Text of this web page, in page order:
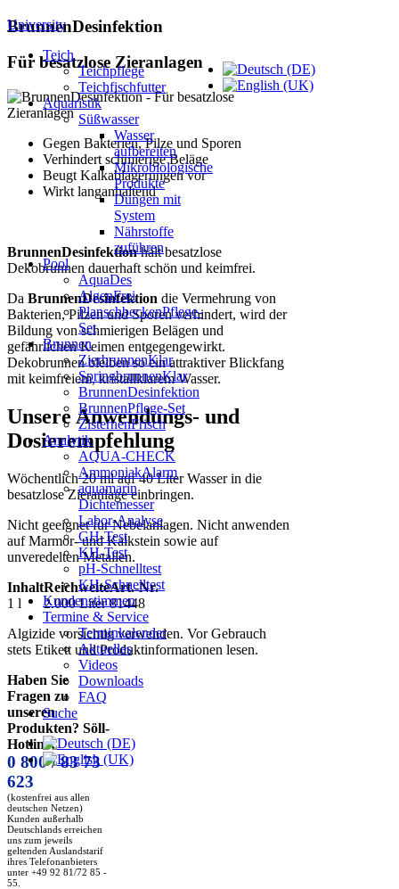
University
Teich
Teichpflege
Teichfischfutter
Aquaristik
Süßwasser
Wasser
aufbereiten
Mikrobiologische
Produkte
Düngen mit
System
Nährstoffe
zuführen
Pool
AquaDes
AlgenFrei
PlanschbeckenPflege-
Set
Brunnen
ZierbrunnenKlar
SpringbrunnenKlar
BrunnenDesinfektion
BrunnenPflege-Set
ZisternenFrisch
Analytik
AQUA-CHECK
AmmoniakAlarm
aquamarin
Dichtemesser
Labor-Analyse
GH-Test
KH-Test
pH-Schnelltest
KH-Schnelltest
Kundenstimmen
Termine & Service
Terminkalender
Aktuelles
Videos
Downloads
FAQ
Suche
BrunnenDesinfektion
Für besatzlose Zieranlagen
Gegen Bakterien, Pilze und Sporen
Verhindert schmierige Beläge
Beugt Kalkablagerungen vor
Wirkt langanhaltend
BrunnenDesinfektionhält besatzlose
Dekobrunnen dauerhaft schön und keimfrei.
Da BrunnenDesinfektion die Vermehrung von
Bakterien, Pilzen und Sporen verhindert, wird der
Bildung von schmierigen Belägen und
gefährlichen Keimen entgegengewirkt.
Dekobrunnen bleiben so ein attraktiver Blickfang
mit keimfreiem, kristallklarem Wasser.
Unsere Anwendungs- und
Dosierempfehlung
Wöchentlich 20 ml auf 40 Liter Wasser in die
besatzlose Zieranlage einbringen.
Nicht geeignet für Nebelanlagen. Nicht anwenden
auf Marmor- und Kalkstein sowie auf
unveredelten Metallen.
InhaltReichweiteArt.-Nr.
1 l
2.000 Liter 81448
Algizide vorsichtig verwenden. Vor Gebrauch
stets Etikett und Produktinformationen lesen.
Haben Sie
Fragen zu
unseren
Produkten? Söll-
Hotline:
0 800 / 83 73
623
(kostenfrei aus allen
deutschen Netzen)
Kunden außerhalb
Deutschlands erreichen
uns zum jeweils
geltenden Auslandstarif
ihres Telefonanbieters
unter +49 92 81/72 85 -
55.